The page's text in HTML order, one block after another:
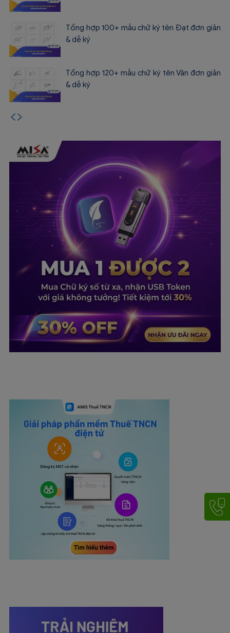
Tổng hợp 100+ mẫu chữ ký tên Đạt đơn giản
& dễ ký
Tổng hợp 120+ mẫu chữ ký tên Vân đơn giản
& dễ ký